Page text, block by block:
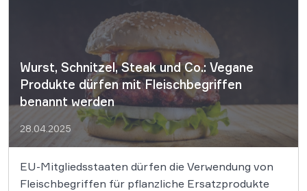
Wurst, Schnitzel, Steak und Co.: Vegane
Produkte dürfen mit Fleischbegriffen
benannt werden
28.04.2025
EU-Mitgliedsstaaten dürfen die Verwendung von
Fleischbegriffen für pflanzliche Ersatzprodukte